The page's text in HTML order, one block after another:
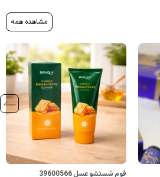
مشاهده همه
فوم شستشو عسل 39600566